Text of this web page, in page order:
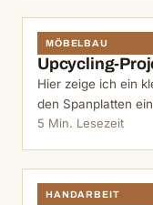
MÖBELBAU
Upcycling-
Hier zeige ich ein
den Spanplatten
5 Min. Lesezeit
HANDARBEIT